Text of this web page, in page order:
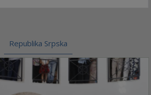
Republika Srpska